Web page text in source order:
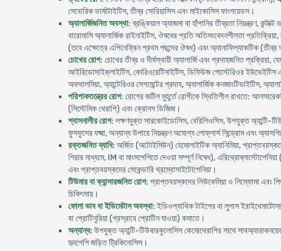
সেবোরিক ডার্মাটাইটিস, তীব্র সোরিয়াসিস এবং মাইকোসিস ফাংগয়েডস।
অ্যালার্জিজনিত অবস্থা: ব্রঙ্কিয়াল অ্যাজমা বা হাঁপানির তীব্রতা নিয়ন্ত্রণ,
বারোমাসি অ্যালার্জিক রাইনাইটিস, ঔষধের প্রতি অতিসংবেদনশীলতা
(তবে এক্ষেত্রে এপিনেফ্রিন প্রথম পছন্দের ঔষধ) এবং অ্যানাফিল্যাকটিক (তীব্র
চোখের রোগ: চোখের তীব্র ও দীর্ঘস্থায়ী অ্যালার্জি এবং প্রদাহজনিত প্রক্রিয়া,
আইরিডোসাইক্লাইটিস, কোরিওরেটিনাইটিস, ডিফিউজ পোস্টেরিওর ইউভেইটিস
অফথালমিয়া, অ্যান্টেরিওর সেগমেন্টের প্রদাহ, অ্যালার্জিক কনজাংটিভাইটিস,
পরিপাকতন্ত্রের রোগ: রোগের জটিল মুহূর্তে রোগীকে স্থিতিশীল রাখতে:
(সিস্টেমিক থেরাপি) এবং ক্রোনস ডিজিজ।
শ্বাসনালীর রোগ: লক্ষণযুক্ত সারকোইডোসিস, বেরিলিওসিস, উপযুক্ত অ্যান্টি-
ফুসফুসের যক্ষ্মা, অন্যান্য উপায়ে নিয়ন্ত্রণ অযোগ্য লোফ্লার্স সিন্ড্রোম এবং
রক্তজনিত ব্যাধি: অর্জিত (অটোইমিউন) হেমোলাইটিক অ্যানিমিয়া,
শিরার মাধ্যমে, IM বা মাংসপেশিতে দেওয়া সম্পূর্ণ নিষেধ),
এবং প্রাপ্তবয়স্কদের সেকেন্ডারি থ্রম্বোসাইটোপেনিয়া।
টিউমার বা ক্যান্সারজনিত রোগ: প্রাপ্তবয়স্কদের লিউকেমিয়া ও লিম্ফোমা এবং
চিকিৎসায়।
ফোলা ভাব বা ইডিমেটাস অবস্থা: ইডিওপ্যাথিক টাইপের বা লুপাস
বা প্রোটিনুরিয়া (প্রস্রাবে প্রোটিন যাওয়া) কমাতে।
অন্যান্য: উপযুক্ত অ্যান্টি-টিউবারকুলোসিস কেমোথেরাপির সাথে
হৃদপেশি জড়িত ট্রিকিনোসিস।